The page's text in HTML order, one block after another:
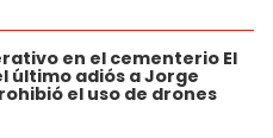
en el cementerio El
último adiós a Jorge
el uso de drones